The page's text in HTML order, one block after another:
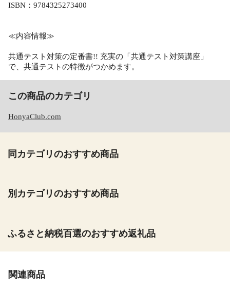
ISBN：9784325273400
≪内容情報≫
共通テスト対策の定番書!! 充実の「共通テスト対策講座」
で、共通テストの特徴がつかめます。
この商品のカテゴリ
HonyaClub.com
同カテゴリのおすすめ商品
別カテゴリのおすすめ商品
ふるさと納税百選のおすすめ返礼品
関連商品